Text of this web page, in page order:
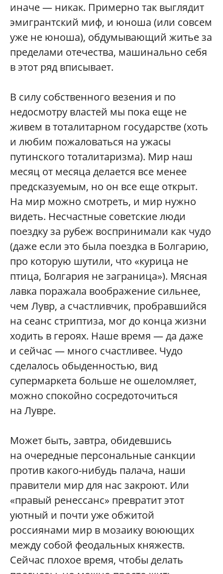
иначе — никак. Примерно так выглядит
эмигрантский миф, и юноша (или совсем
уже не юноша), обдумывающий житье за
пределами отечества, машинально себя
в этот ряд вписывает.
В силу собственного везения и по
недосмотру властей мы пока еще не
живем в тоталитарном государстве (хоть
и любим пожаловаться на ужасы
путинского тоталитаризма). Мир наш
месяц от месяца делается все менее
предсказуемым, но он все еще открыт.
На мир можно смотреть, и мир нужно
видеть. Несчастные советские люди
поездку за рубеж воспринимали как чудо
(даже если это была поездка в Болгарию,
про которую шутили, что «курица не
птица, Болгария не заграница»). Мясная
лавка поражала воображение сильнее,
чем Лувр, а счастливчик, пробравшийся
на сеанс стриптиза, мог до конца жизни
ходить в героях. Наше время — да даже
и сейчас — много счастливее. Чудо
сделалось обыденностью, вид
супермаркета больше не ошеломляет,
можно спокойно сосредоточиться
на Лувре.
Может быть, завтра, обидевшись
на очередные персональные санкции
против какого-нибудь палача, наши
правители мир для нас закроют. Или
«правый ренессанс» превратит этот
уютный и почти уже обжитой
россиянами мир в мозаику воюющих
между собой феодальных княжеств.
Сейчас плохое время, чтобы делать